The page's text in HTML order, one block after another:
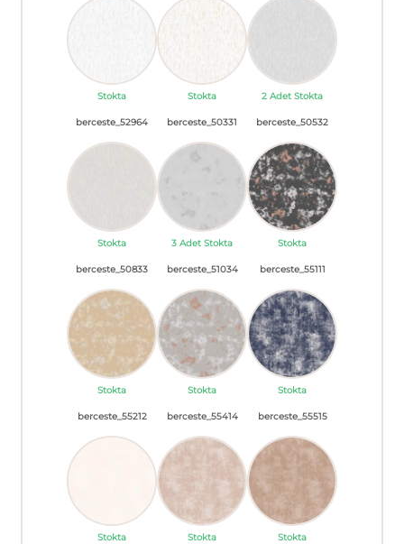
Stokta Stokta 2 Adet Stokta
berceste_52964
Stokta
berceste_50331
3 Adet Stokta
berceste_50532
Stokta
berceste_50833
Stokta
berceste_51034
Stokta
berceste_55111
Stokta
berceste_55212
Stokta
berceste_55414
Stokta
berceste_55515
Stokta